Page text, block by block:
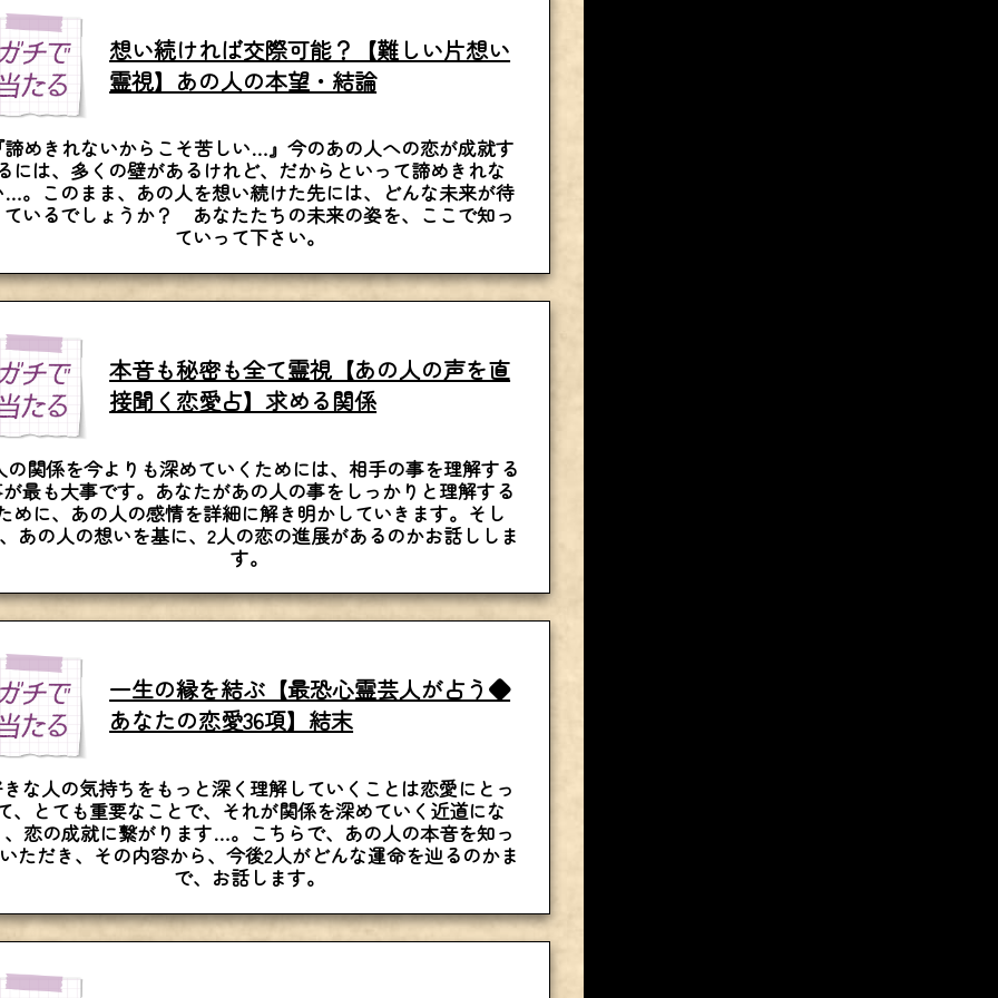
想い続ければ交際可能？【難しい片想い
霊視】あの人の本望・結論
めきれないからこそ苦しい…』今のあの人への恋が成就す
には、多くの壁があるけれど、だからといって諦めきれな
。このまま、あの人を想い続けた先には、どんな未来が待
いるでしょうか？ あなたたちの未来の姿を、ここで知っ
ていって下さい。
本音も秘密も全て霊視【あの人の声を直
接聞く恋愛占】求める関係
の関係を今よりも深めていくためには、相手の事を理解する
最も大事です。あなたがあの人の事をしっかりと理解する
めに、あの人の感情を詳細に解き明かしていきます。そし
あの人の想いを基に、2人の恋の進展があるのかお話ししま
す。
一生の縁を結ぶ【最恐心霊芸人が占う◆
あなたの恋愛36項】結末
な人の気持ちをもっと深く理解していくことは恋愛にとっ
、とても重要なことで、それが関係を深めていく近道にな
恋の成就に繋がります…。こちらで、あの人の本音を知っ
ただき、その内容から、今後2人がどんな運命を辿るのかま
で、お話します。